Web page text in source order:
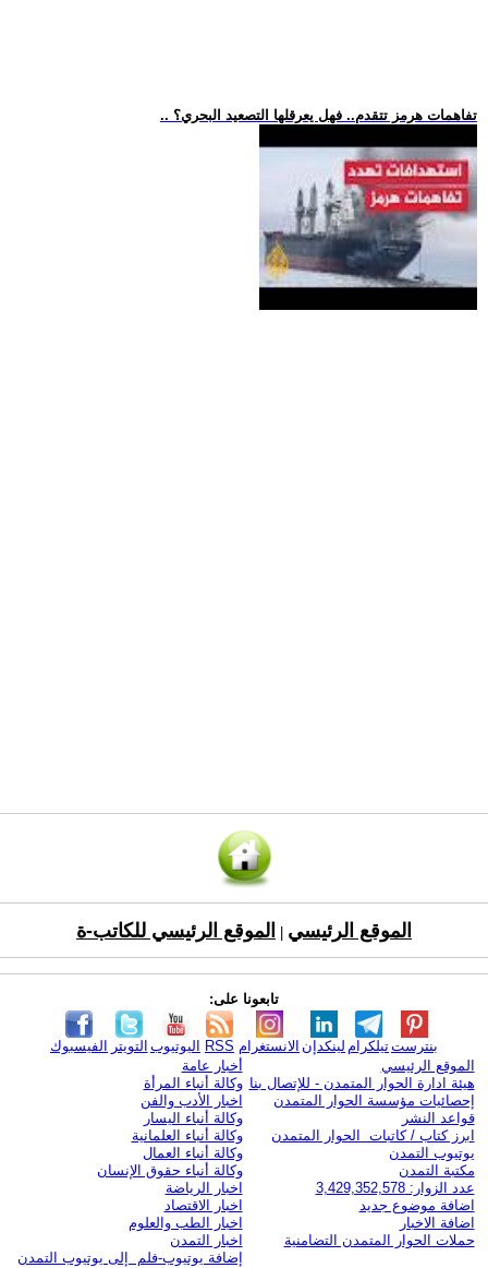
.. تفاهمات هرمز تتقدم.. فهل يعرقلها التصعيد البحري؟
الموقع الرئيسي الموقع الرئيسي للكاتب-ة
تابعونا على:
الفيسبوك التويتر اليوتيوب RSS الانستغرام لينكدإن تيلكرامبنترست
الموقع الرئيسي
هيئة ادارة الحوار المتمدن - للإتصال بنا
إحصائيات مؤسسة الحوار المتمدن
قواعد النشر
ابرز كتاب / كاتبات الحوار المتمدن
يوتيوب التمدن
مكتبة التمدن
عدد الزوار: 3,429,352,578
اضافة موضوع جديد
اضافة الاخبار
حملات الحوار المتمدن التضامنية
أخبار عامة
وكالة أنباء المرأة
اخبار الأدب والفن
وكالة أنباء اليسار
وكالة أنباء العلمانية
وكالة أنباء العمال
وكالة أنباء حقوق الإنسان
اخبار الرياضة
اخبار الاقتصاد
اخبار الطب والعلوم
اخبار التمدن
إضافة يوتيوب-فلم إلى يوتيوب التمدن